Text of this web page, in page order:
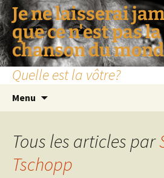
Je ne laisserai
que ce n'est pas
chanson du
Quelle est la vôtre?
Menu
Tous les articles par
Tschopp